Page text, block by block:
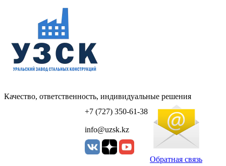
УЗСК Казахстан
Качество, ответственность, индивидуальные решения
+7 (727) 350-61-38
info@uzsk.kz
Обратная связь